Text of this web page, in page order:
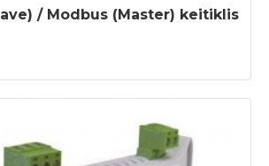
/ Modbus (Master) keitiklis